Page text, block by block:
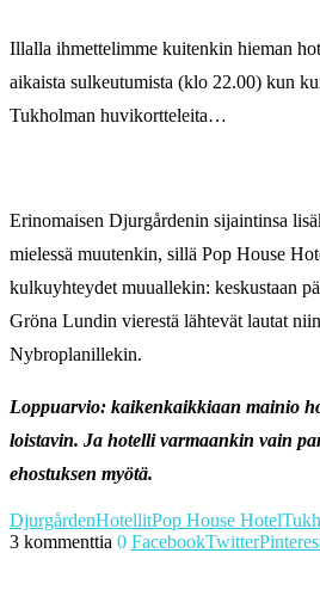
Illalla ihmettelimme kuitenkin hieman
aikaista sulkeutumista (klo 22.00) kun
Tukholman huvikortteleita…
Erinomaisen Djurgårdenin sijaintinsa
mielessä muutenkin, sillä Pop House
kulkuyhteydet muuallekin: keskustaan
Gröna Lundin vierestä lähtevät lautat
Nybroplanillekin.
Loppuarvio: kaikenkaikkiaan mainio
loistavin. Ja hotelli varmaankin vain
ehostuksen myötä.
DjurgårdenHotellitPop House Hotel
3 kommenttia 0 FacebookTwitter